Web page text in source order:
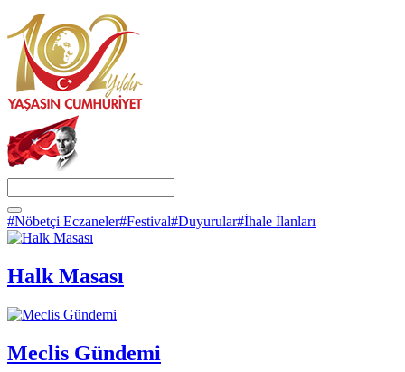
#Nöbetçi Eczaneler#Festival#Duyurular#İhale İlanları
Halk Masası
Meclis Gündemi